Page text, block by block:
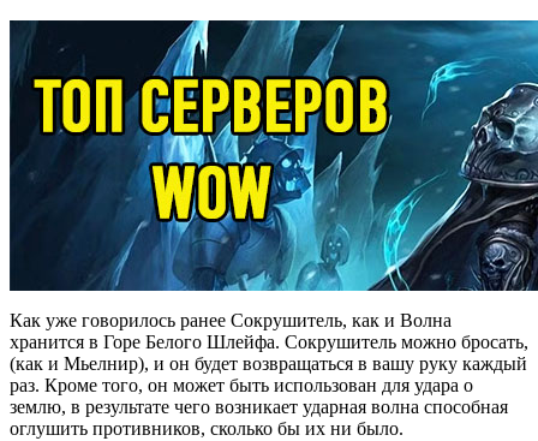
Как уже говорилось ранее Сокрушитель, как и Волна
хранится в Горе Белого Шлейфа. Сокрушитель можно бросать,
(как и Мьелнир), и он будет возвращаться в вашу руку каждый
раз. Кроме того, он может быть использован для удара о
землю, в результате чего возникает ударная волна способная
оглушить противников, сколько бы их ни было.